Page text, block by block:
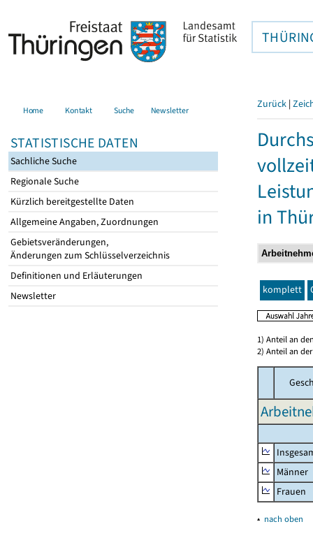
Home Kontakt Suche Newsletter
STATISTISCHE DATEN
Sachliche Suche
Regionale Suche
Kürzlich bereitgestellte Daten
Allgemeine Angaben, Zuordnungen
Gebietsveränderungen,
Änderungen zum Schlüsselverzeichnis
Definitionen und Erläuterungen
Newsletter
Zurück |
in
komplett
1) Anteil an
2) Anteil an
Männer
Frauen
▴ nach oben